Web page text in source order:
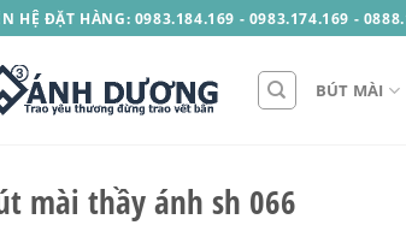
HỆ ĐẶT HÀNG: 0983.184.169 - 0983.174.169 -
BÚT MÀI
mài thầy ánh sh 066